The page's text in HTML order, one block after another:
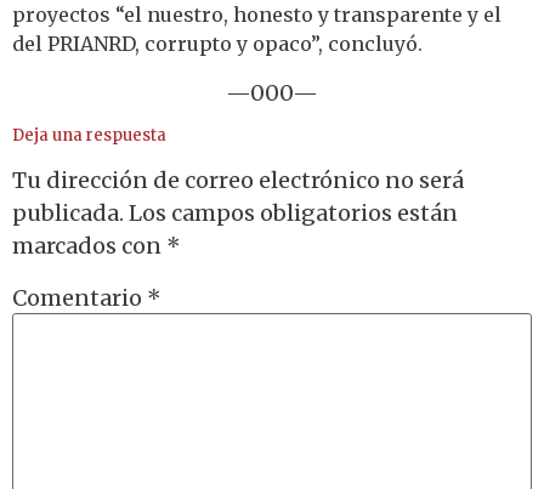
proyectos “el nuestro, honesto y transparente y el
del PRIANRD, corrupto y opaco”, concluyó.
—000—
Deja una respuesta
Tu dirección de correo electrónico no será
publicada. Los campos obligatorios están
marcados con *
Comentario *